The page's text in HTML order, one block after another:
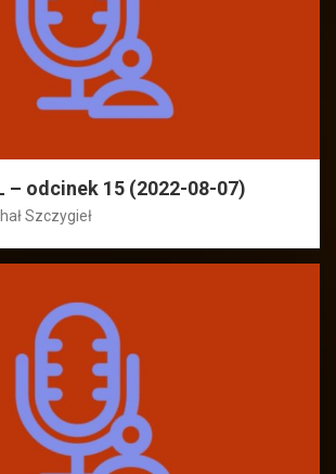
– odcinek 15 (2022-08-07)
Szczygieł